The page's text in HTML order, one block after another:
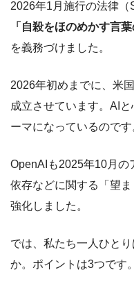
2026年1月施行の法律
「自殺をほのめかす言
を義務づけました。
2026年初めまでに、米
成立させています。AI
ーマになっているのです
OpenAIも2025年10月の
依存などに関する「望
強化しました。
では、私たち一人ひと
か。ポイントは3つです。